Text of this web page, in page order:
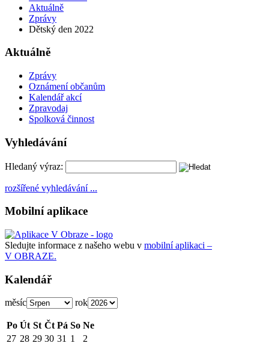
Aktuálně
Zprávy
Dětský den 2022
Aktuálně
Zprávy
Oznámení občanům
Kalendář akcí
Zpravodaj
Spolková činnost
Vyhledávání
Hledaný výraz:
rozšířené vyhledávání ...
Mobilní aplikace
Sledujte informace z našeho webu v mobilní aplikaci –
V OBRAZE.
Kalendář
měsíc rok
Po Út St Čt Pá So Ne
27 28 29 30 31 1
2